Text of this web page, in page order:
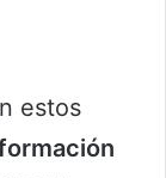
estos